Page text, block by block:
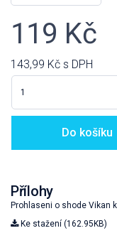
119 Kč
143,99 Kč s DPH
Do košíku
Přílohy
Prohlaseni o shode Vikan
Ke stažení (162.95KB)